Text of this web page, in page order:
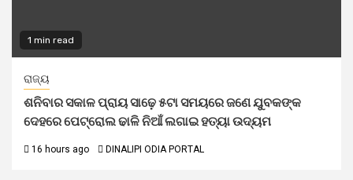
1 min read
ରାଜ୍ୟ
ଶନିବାର ସକାଳ ପ୍ରାୟ ସାଢ଼େ ୫ଟା ସମୟରେ ଜଣେ ଯୁବକଙ୍କ
ଦେହରେ ପେଟ୍ରୋଲ ଢାଳି ନିଆଁ ଲଗାଇ ହତ୍ୟା ଉଦ୍ୟମ
16 hours ago DINALIPI ODIA PORTAL